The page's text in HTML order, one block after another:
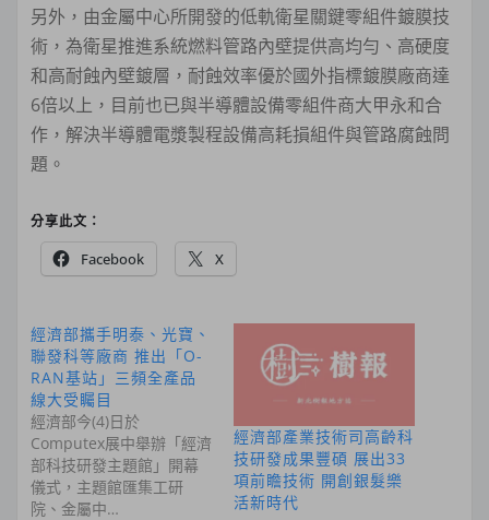
另外，由金屬中心所開發的低軌衛星關鍵零組件鍍膜技
術，為衛星推進系統燃料管路內壁提供高均勻、高硬度
和高耐蝕內壁鍍層，耐蝕效率優於國外指標鍍膜廠商達
6倍以上，目前也已與半導體設備零組件商大甲永和合
作，解決半導體電漿製程設備高耗損組件與管路腐蝕問
題。
分享此文：
Facebook X
經濟部攜手明泰、光寶、
聯發科等廠商 推出「O-
RAN基站」三頻全產品
線大受矚目
經濟部今(4)日於
Computex展中舉辦「經濟
部科技研發主題館」開幕
儀式，主題館匯集工研
院、金屬中…
經濟部產業技術司高齡科
技研發成果豐碩 展出33
項前瞻技術 開創銀髮樂
活新時代